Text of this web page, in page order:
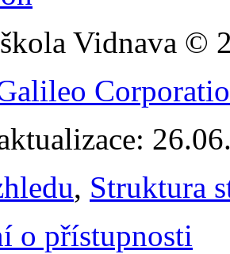
Vidnava ©
, Struktura
o přístupnosti